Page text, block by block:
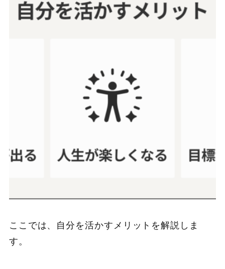
ここでは、自分を活かすメリットを解説しま
す。